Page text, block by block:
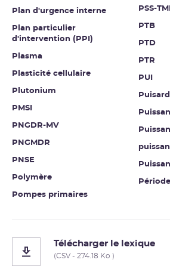
Plan d'urgence interne
Plan particulier
d'intervention (PPI)
Plasma
Plasticité cellulaire
Plutonium
PMSI
PNGDR-MV
PNGMDR
PNSE
Polymère
Pompes primaires
PSS-
PTB
PTD
PTR
PUI
Télécharger le lexique
(CSV - 274.18 Ko )